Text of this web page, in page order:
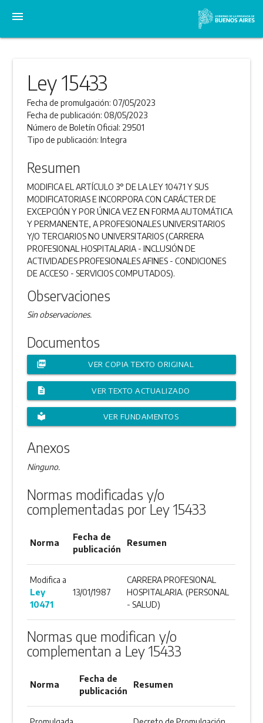
menu
Ley 15433
Fecha de promulgación:07/05/2023
Fecha de publicación:08/05/2023
Número de Boletín Oficial: 29501
Tipo de publicación:Integra
Resumen
MODIFICA EL ARTÍCULO 3° DE LA LEY 10471 Y SUS
MODIFICATORIAS E INCORPORA CON CARÁCTER DE
EXCEPCIÓN Y POR ÚNICA VEZ EN FORMA AUTOMÁTICA
Y PERMANENTE, A PROFESIONALES UNIVERSITARIOS
Y/O TERCIARIOS NO UNIVERSITARIOS (CARRERA
PROFESIONAL HOSPITALARIA - INCLUSIÓN DE
ACTIVIDADES PROFESIONALES AFINES - CONDICIONES
DE ACCESO - SERVICIOS COMPUTADOS).
Observaciones
Sin observaciones.
Documentos
picture_as_pdf VER COPIA TEXTO ORIGINAL
description VER TEXTO ACTUALIZADO
local_library VER FUNDAMENTOS
Anexos
Ninguno.
Normas modificadas y/o
complementadas por Ley 15433
Norma
Fecha de
publicación
Resumen
Modifica a
Ley
10471
13/01/1987
CARRERA PROFESIONAL
HOSPITALARIA. (PERSONAL
- SALUD)
Normas que modifican y/o
complementan a Ley 15433
Norma
Fecha de
publicación
Resumen